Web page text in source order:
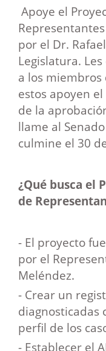
Apoye el
por el Dr.
Legislatura.
a los miembros
estos apoyen
de la
llame al
culmine el 30
¿Qué busca el
de
- El proyecto
por el
Meléndez.
- Crear un
diagnosticadas
perfil de los
- Establecer el